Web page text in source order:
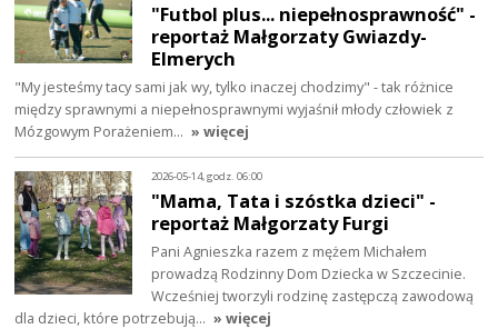
"Futbol plus... niepełnosprawność" -
reportaż Małgorzaty Gwiazdy-
Elmerych
"My jesteśmy tacy sami jak wy, tylko inaczej chodzimy" - tak różnice
między sprawnymi a niepełnosprawnymi wyjaśnił młody człowiek z
Mózgowym Porażeniem… » więcej
2026-05-14, godz. 06:00
"Mama, Tata i szóstka dzieci" -
reportaż Małgorzaty Furgi
Pani Agnieszka razem z mężem Michałem
prowadzą Rodzinny Dom Dziecka w Szczecinie.
Wcześniej tworzyli rodzinę zastępczą zawodową
dla dzieci, które potrzebują… » więcej